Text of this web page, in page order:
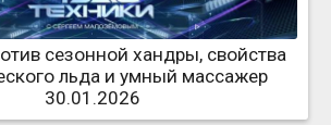
сезонной хандры, свойства
льда и умный массажер
30.01.2026